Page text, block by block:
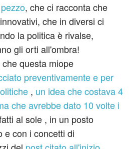
, che ci racconta che
che in diversi ci
la politica è rivalse,
gli orti all'ombra!
questa miope
preventivamente e per
, un idea che costava 4
che avrebbe dato 10 volte i
al sole , in un posto
e con i concetti di